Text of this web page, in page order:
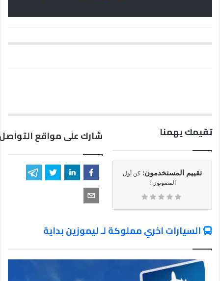
تقيمك يهمنا
تقييم المستخدمون: كن أول
المصوتون !
شارك على مواقع
السيارات اخري مملوكة لـ ليموزين بداية